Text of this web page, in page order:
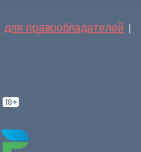
для правообладателей |